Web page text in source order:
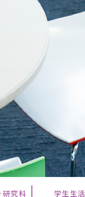
研究科 学生生活